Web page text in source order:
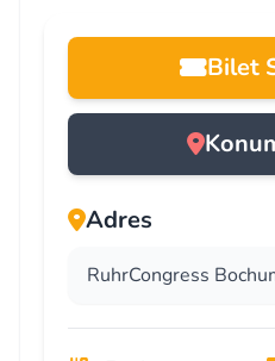
Bilet
Adres
RuhrCongress